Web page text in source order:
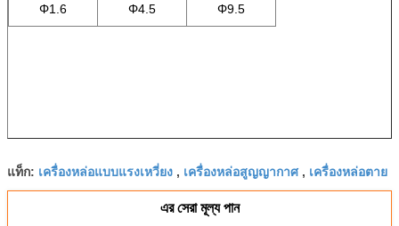
Φ1.6
Φ4.5 Φ9.5
แท็ก: เครื่องหล่อแบบแรงเหวี่ยง , เครื่องหล่อสูญญากาศ, เครื่องหล่อตาย
এর সেরা মূল্য পান